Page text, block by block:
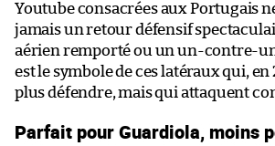
Youtube consacrées aux Portugais
jamais un retour défensif
aérien remporté ou un un-contre-un
est le symbole de ces latéraux qui, en
plus défendre, mais qui attaquent
Parfait pour Guardiola, moins